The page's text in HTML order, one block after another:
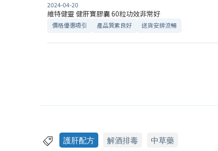
2024-04-20
維特健靈 健肝寶膠囊 60粒功效非常好
價格優惠吸引 產品質素良好 送貨安排流暢
護肝配方 解酒排毒 中草藥